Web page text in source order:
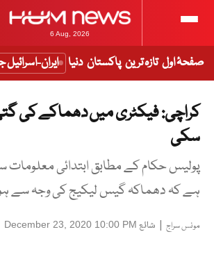
6 Aug, 2026
صفحۂ اول تازہ ترین پاکستان دنیا ایران-
کراچی: فیکٹری میں دھماکے کی
سکی
پولیس حکام کے مطابق ابتدائی معلومات
ہے کہ دھماکہ گیس لیکیج کی وجہ سے
مونس سراج | شائع December 23, 2020 10:00 PM